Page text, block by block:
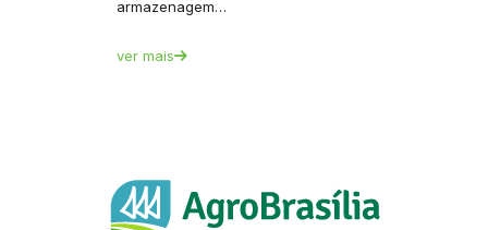
armazenagem…
ver mais